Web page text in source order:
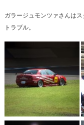
ガラージュモンツァさんは
トラブル。